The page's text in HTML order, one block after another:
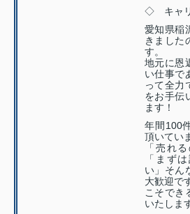
◇ キャ
愛知県稲
きました
す。
地元に恩
い仕事で
って全力
をお手伝
ます！
年間100
頂いてい
「売れ
「まず
い」そん
大歓迎で
こそでき
いたしま